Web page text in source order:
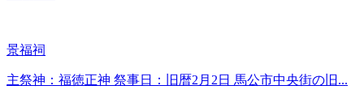
景福祠
主祭神：福徳正神 祭事日：旧暦2月2日 馬公市中央街の旧...